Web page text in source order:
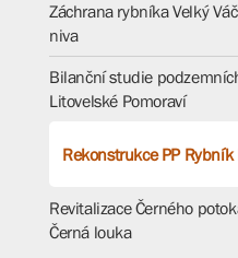
Záchrana rybníka Velký
niva
Bilanční studie
Litovelské Pomoraví
Rekonstrukce PP Rybník
Revitalizace Černého
Černá louka